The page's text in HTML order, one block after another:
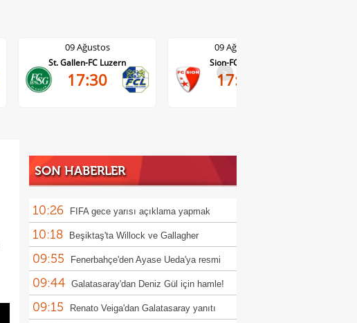
09 Ağustos
Sion-FC Vaduz
17:30
09 Ağustos
Basel-Thun
17:30
>
SON HABERLER
10:26 FIFA gece yarısı açıklama yapmak
zorunda kaldı!
10:18 Beşiktaş'ta Willock ve Gallagher
transferlerinde flaş gelişme
09:55 Fenerbahçe'den Ayase Ueda'ya resmi
teklif!
09:44 Galatasaray'dan Deniz Gül için hamle!
09:15 Renato Veiga'dan Galatasaray yanıtı